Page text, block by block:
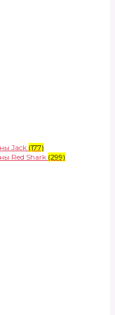
Jack (177)
Red Shark (299)